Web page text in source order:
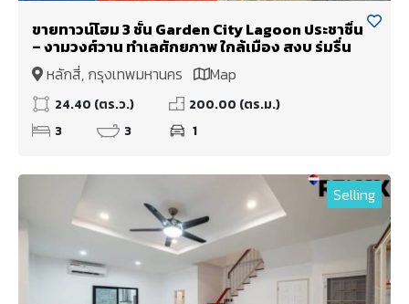
ขายทาวน์โฮม 3 ชั้น Garden City Lagoon ประชาชื่น
– งามวงศ์วาน ทำเลศักยภาพ ใกล้เมือง สงบ ร่มรื่น
หลักสี่, กรุงเทพมหานคร
Map
24.40 (ตร.ว.)
200.00 (ตร.ม.)
3
3 1
Selling